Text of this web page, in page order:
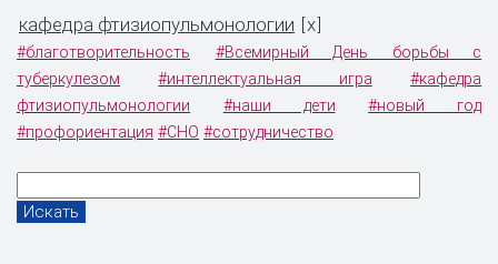
кафедра фтизиопульмонологии x
#благотворительность
#Всемирный День борьбы с
туберкулезом
#интеллектуальная игра
#кафедра
фтизиопульмонологии
#наши дети
#новый год
#профориентация #СНО #сотрудничество